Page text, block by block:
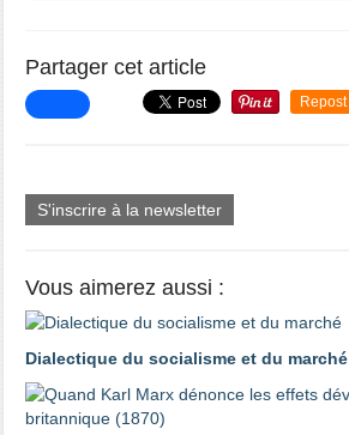
Partager cet article
Repost
S'inscrire à la newsletter
Vous aimerez aussi :
Dialectique du socialisme et du marché